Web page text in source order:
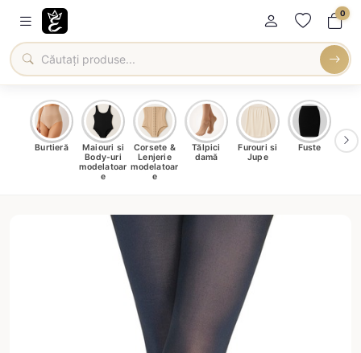
0
Burtieră
Maiouri si
Body-uri
modelatoar
e
Corsete &
Lenjerie
modelatoar
e
Tălpici
damă
Furouri si
Jupe
Fuste